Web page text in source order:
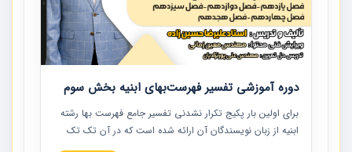
دوره آموزشی تفسیر فهرست‌بهای ابنیه بخش سوم
برای اولین بار پکیج تکرار نشدنی تفسیر جامع فهرست بها رشته
ابنیه از زبان نویسندگان آن ارائه شده است که در آن تک تک
ردیف ها و مطالب فهرست بها تفسیر و ارائه شده است. این